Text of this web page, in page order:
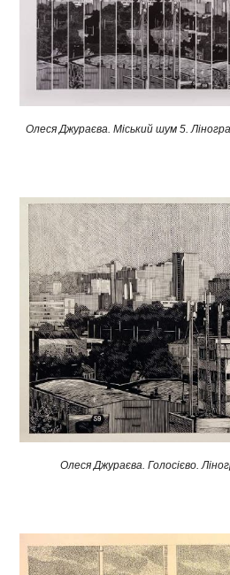
Олеся Джураєва. Міський шум 5.
Олеся Джураєва. Голосієво.